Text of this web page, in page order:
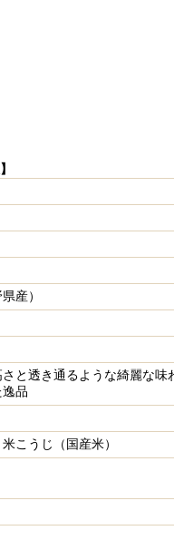
産）
と透き通るような綺麗な味
品
こうじ（国産米）